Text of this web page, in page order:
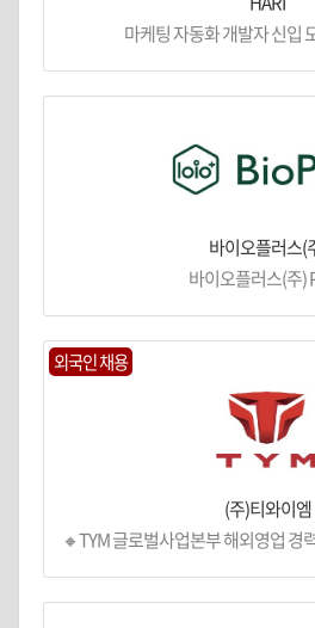
마케팅 자동화 개발자 신입
바이오플러스(
바이오플러스(주)
외국인 채용
(주)티와이엠
🔸TYM 글로벌사업본부 해외영업 경